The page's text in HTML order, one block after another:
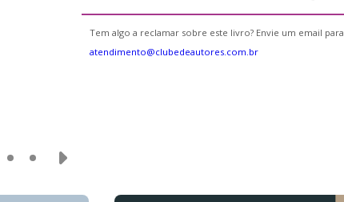
Tem algo a reclamar sobre este livro? Envie um email para
atendimento@clubedeautores.com.br